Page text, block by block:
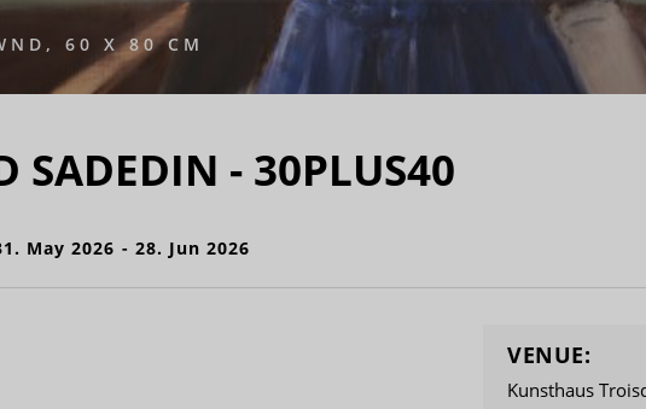
60 X 80 CM
SADEDIN - 30PLUS40
May 2026 - 28. Jun 2026
VENUE:
Kunsthaus